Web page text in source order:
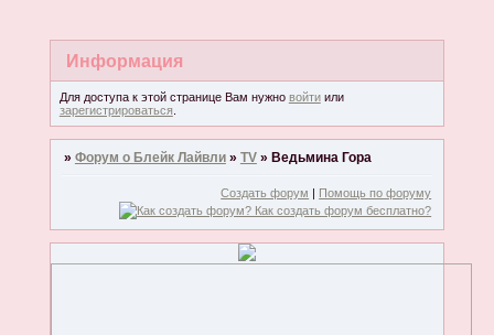
Информация
Для доступа к этой странице Вам нужно войтиили
зарегистрироваться.
» Форум о Блейк Лайвли » TV » Ведьмина Гора
Создать форум | Помощь по форуму